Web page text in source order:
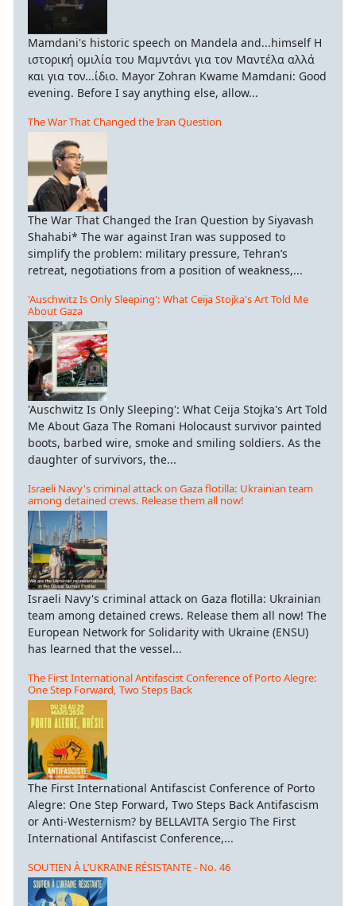
Mamdani's historic speech on Mandela and...himself Η
ιστορική ομιλία του Μαμντάνι για τον Μαντέλα αλλά
και για τον...ίδιο. Mayor Zohran Kwame Mamdani: Good
evening. Before I say anything else, allow...
The War That Changed the Iran Question
The War That Changed the Iran Question by Siyavash
Shahabi* The war against Iran was supposed to
simplify the problem: military pressure, Tehran’s
retreat, negotiations from a position of weakness,...
'Auschwitz Is Only Sleeping': What Ceija Stojka's Art Told Me
About Gaza
'Auschwitz Is Only Sleeping': What Ceija Stojka's Art Told
Me About Gaza The Romani Holocaust survivor painted
boots, barbed wire, smoke and smiling soldiers. As the
daughter of survivors, the...
Israeli Navy's criminal attack on Gaza flotilla: Ukrainian team
among detained crews. Release them all now!
Israeli Navy's criminal attack on Gaza flotilla: Ukrainian
team among detained crews. Release them all now! The
European Network for Solidarity with Ukraine (ENSU)
has learned that the vessel...
The First International Antifascist Conference of Porto Alegre:
One Step Forward, Two Steps Back
The First International Antifascist Conference of Porto
Alegre: One Step Forward, Two Steps Back Antifascism
or Anti-Westernism? by BELLAVITA Sergio The First
International Antifascist Conference,...
SOUTIEN À L’UKRAINE RÉSISTANTE - No. 46